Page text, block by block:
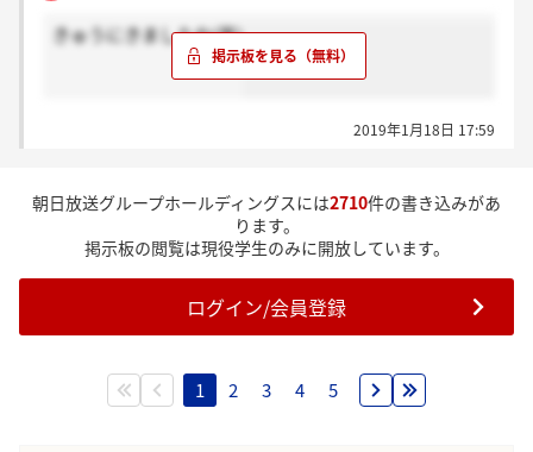
きゅうにきましたね(笑)
2019年1月18日 17:59
朝日放送グループホールディングスには2710件の書き込みがあ
ります。
掲示板の閲覧は現役学生のみに開放しています。
ログイン/会員登録
1 2 3 4 5